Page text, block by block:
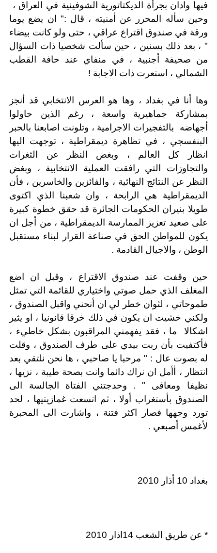
فيها وادان بجرأة الديكتاتورية الشوفينية في العراق ،
وحين سأله المحرر عن أمنيته ، قال :" ان يضع يوما
ورقة في صندوق اقتراع عراقي ، حتى ولو كانت بيضاء
" ، بعد ذلك بسنين ، حين سألت شخصيا ذات السؤال
من صحيفة أجنبية ، في منفاي عند حافة القطب
الشمالي ، استعرت ذات الاجابة !
وها أنا في بغداد ، وها هو العرس الانتخابي قد أنجز
بمشاركة جماهيرية واسعة ، رغم الذين حاولوا
أجهاضه
بالتفجيرات الاجرامية ، وتلونت اصابعنا بالحبر
البنفسجي ، في تظاهرة ديمقراطية ، توجهت اليها
انظار كل العالم ، وبغض النظر عن الثغرات
والتجاوزات التي رافقت العملية الانتخابية ، وبغض
النظر عن النتائج النهائية ، والفائزين والخاسرين ، فأن
الديمقراطية هي الرابحة ، وان شعبنا الذي اكتوى
طويلا بنيران الحكومات الجائرة قد حقق خطوة كبيرة
على صعيد تعزيز الممارسة الديمقراطية ، من أجل ان
يكون للمواطن الحق في صناعة القرار لبناء مستقبل
الوطن ، والاجيال القادمة .
حين وقفت عند صندوق الاقتراع ، وقبل ان اضع
المغلف الذي حمل صوتي واختياري للقائمة التي تمثل
طموحاتي ، لثوان خطر لي ان أنحني واقبل الصندوق ،
ولكني خشيت ان يكون في ذلك خرقا قانونيا ، او يثير
اشكالا
ما ، فقد يفهمني المراقبون بشكل خاطيء ،
فأكتفيت بأن ربت بيدي على طرف الصندوق ، وقلت
له بصوت عال : " مرحبا يا صاحبي ، ها نحن نلتقي بعد
انتظار ، أأمل ان نراك دائما وانت بصحة طيبة ، نزيها ،
نظيفا ومعافى " . وحدجتني الفتاة الجالسة الى
الصندوق بأستغراب أولا ، ثم اتسعت غمازيتيها ، لحد
تورد وجهها فصار اكثر فتنة ، واشارت الى المحبرة
لأغمس أصبعي .
بغداد 10 أذار 2010
* عن طريق الشعب 14اذار 2010